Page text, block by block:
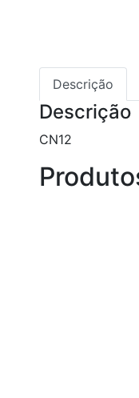
Descrição
Descrição
CN12